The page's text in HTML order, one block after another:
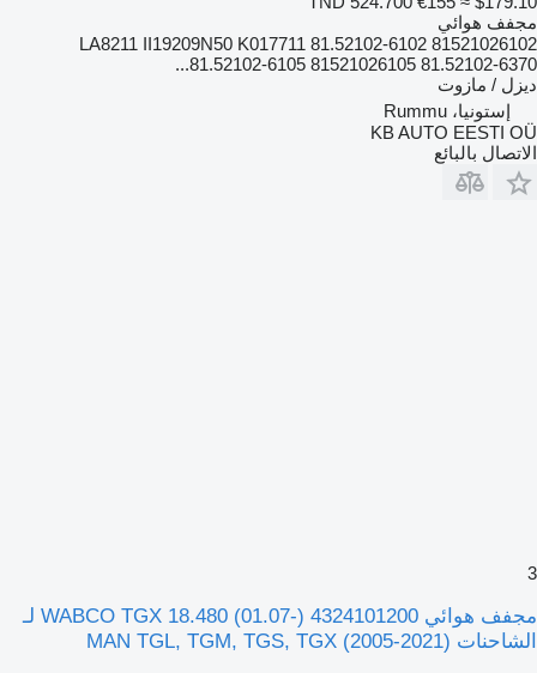
مجفف هوائي
LA8211 II19209N50 K017711 81.52102-6102 81521026102
81.52102-6105 81521026105 81.52102-6370...
ديزل / مازوت
إستونيا، Rummu
KB AUTO EESTI OÜ
الاتصال بالبائع
3
مجفف هوائي WABCO TGX 18.480 (01.07-) 4324101200 لـ
الشاحنات MAN TGL, TGM, TGS, TGX (2005-2021)